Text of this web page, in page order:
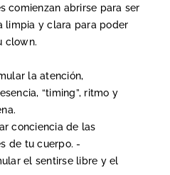
comienzan abrirse para ser
limpia y clara para poder
clown.
la atención,
“timing”, ritmo y
conciencia de las
de tu cuerpo. -
el sentirse libre y el